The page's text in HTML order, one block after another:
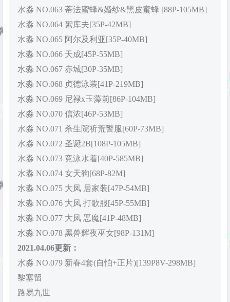
水淼 NO.063 蒂法蜜蜂&婚纱&黑皮蜜蜂 [88P-105MB]
水淼 NO.064 絮库夫[35P-42MB]
水淼 NO.065 阿尔及利亚[35P-40MB]
水淼 NO.066 天成[45P-55MB]
水淼 NO.067 赤城[30P-35MB]
水淼 NO.068 贞德泳装[41P-219MB]
水淼 NO.069 尼禄x玉藻前[86P-104MB]
水淼 NO.070 信浓[46P-53MB]
水淼 NO.071 杀生院祈荒警服[60P-73MB]
水淼 NO.072 圣诞2B[108P-105MB]
水淼 NO.073 竞泳水着[40P-585MB]
水淼 NO.074 女天狗[68P-82M]
水淼 NO.075 大凤 居家装[47P-54MB]
水淼 NO.076 大凤 打歌服[45P-55MB]
水淼 NO.077 大凤 恶魔[41P-48MB]
水淼 NO.078 黑兽辉夜巫女[98P-131M]
2021.04.06更新：
水淼 NO.079 新春4套(自怕+正片)[139P8V-298MB]
黎塞留
路易九世